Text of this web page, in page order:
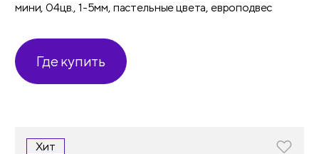
мини, 04цв., 1-5мм, пастельные цвета, европодвес
Где купить
Хит